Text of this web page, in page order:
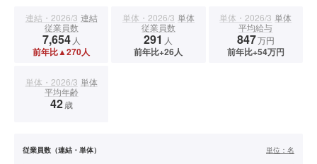
連結・2026/3 連結
従業員数
7,654 人
前年比▲270人
単体・2026/3 単体
従業員数
291 人
前年比+26人
単体・2026/3 単体
平均給与
847万円
前年比+54万円
単体・2026/3 単体
平均年齢
42歳
従業員数（連結・単体） 単位： 名